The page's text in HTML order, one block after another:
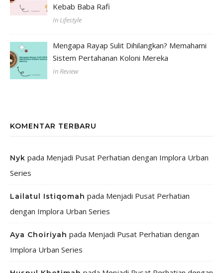
Kebab Baba Rafi
In Lifestyle
Mengapa Rayap Sulit Dihilangkan? Memahami
Sistem Pertahanan Koloni Mereka
In Review
KOMENTAR TERBARU
Nyk pada Menjadi Pusat Perhatian dengan Implora Urban
Series
Lailatul Istiqomah pada Menjadi Pusat Perhatian
dengan Implora Urban Series
Aya Choiriyah pada Menjadi Pusat Perhatian dengan
Implora Urban Series